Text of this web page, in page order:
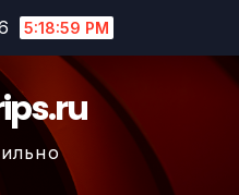
5:19:00 PM